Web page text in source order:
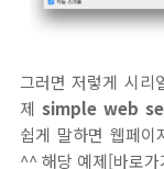
그러면 저렇게 시리
제 simple web
쉽게 말하면 웹페
^^ 해당 예제[바로가